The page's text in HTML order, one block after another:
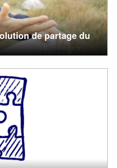
de partage du